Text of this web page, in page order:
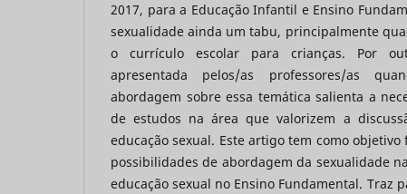
2017, para a Educação Infantil e Ensino
sexualidade ainda um tabu, principalmente
o currículo escolar para crianças. Por
apresentada pelos/as professores/as
abordagem sobre essa temática salienta a
de estudos na área que valorizem a
educação sexual. Este artigo tem como
possibilidades de abordagem da sexualidade
educação sexual no Ensino Fundamental. Traz